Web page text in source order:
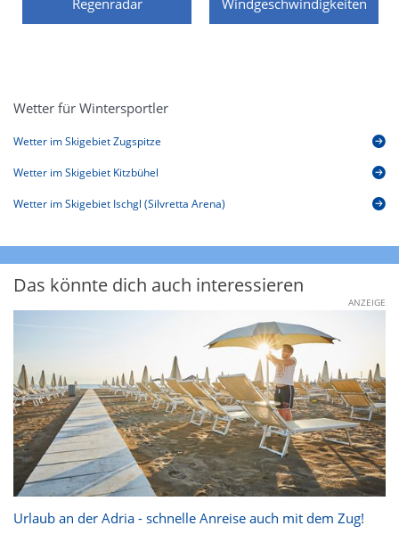
Wetter für Wintersportler
Wetter im Skigebiet Zugspitze
Wetter im Skigebiet Kitzbühel
Wetter im Skigebiet Ischgl (Silvretta Arena)
Das könnte dich auch interessieren
ANZEIGE
Urlaub an der Adria - schnelle Anreise auch mit dem Zug!